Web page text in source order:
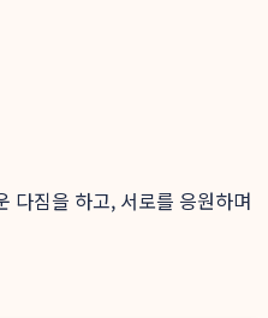
다짐을 하고, 서로를 응원하며